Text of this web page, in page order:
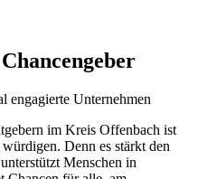
engagierte Unternehmen
im Kreis Offenbach ist
Denn es stärkt den
Menschen in